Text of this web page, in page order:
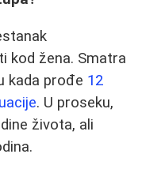
kod žena. Smatra
kada prođe 12
. U proseku,
života, ali